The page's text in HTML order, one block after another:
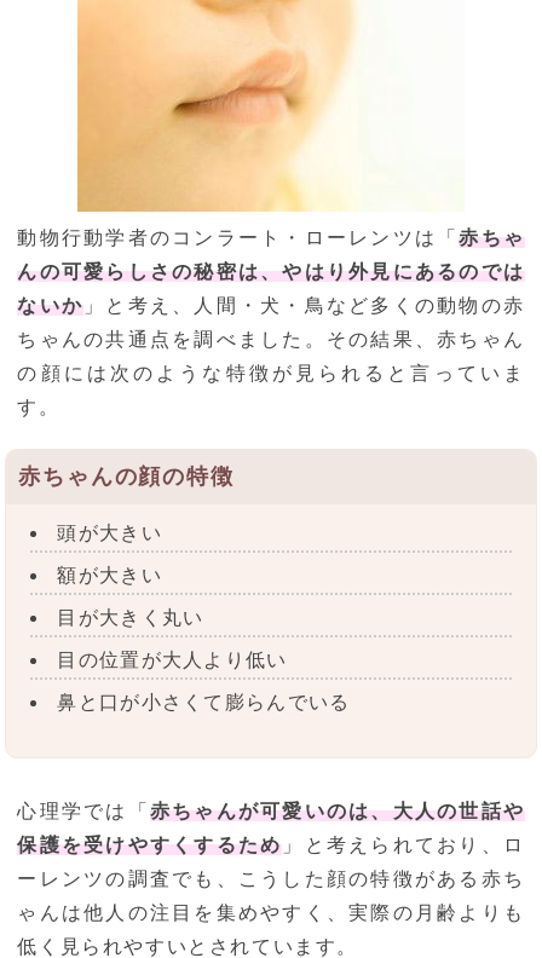
動物行動学者のコンラート・ローレンツは「赤ちゃ
んの可愛らしさの秘密は、やはり外見にあるのでは
ないか 」と考え、人間・犬・鳥など多くの動物の赤
ちゃんの共通点を調べました。その結果、赤ちゃん
の顔には次のような特徴が見られると言っていま
す。
赤ちゃんの顔の特徴
頭が大きい
額が大きい
目が大きく丸い
目の位置が大人より低い
鼻と口が小さくて膨らんでいる
心理学では「 赤ちゃんが可愛いのは、大人の世話や
保護を受けやすくするため 」と考えられており、ロ
ーレンツの調査でも、こうした顔の特徴がある赤ち
ゃんは他人の注目を集めやすく、実際の月齢よりも
低く見られやすいとされています。